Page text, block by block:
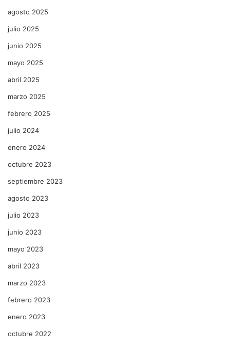
agosto 2025
julio 2025
junio 2025
mayo 2025
abril 2025
marzo 2025
febrero 2025
julio 2024
enero 2024
octubre 2023
septiembre 2023
agosto 2023
julio 2023
junio 2023
mayo 2023
abril 2023
marzo 2023
febrero 2023
enero 2023
octubre 2022